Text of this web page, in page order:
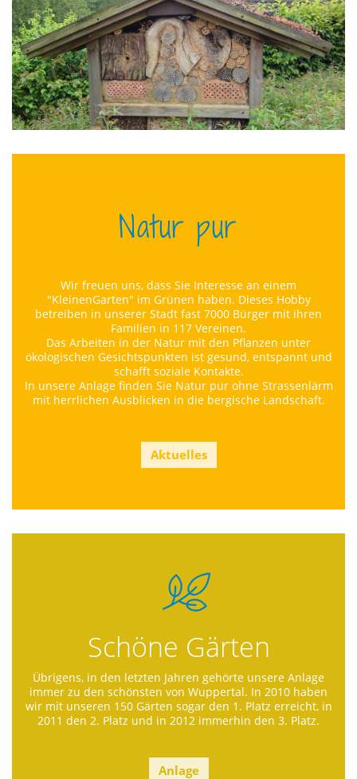
Natur pur
Wir freuen uns, dass Sie Interesse an einem
"KleinenGarten" im Grünen haben. Dieses Hobby
betreiben in unserer Stadt fast 7000 Bürger mit ihren
Familien in 117 Vereinen.
Das Arbeiten in der Natur mit den Pflanzen unter
ökologischen Gesichtspunkten ist gesund, entspannt und
schafft soziale Kontakte.
In unsere Anlage finden Sie Natur pur ohne Strassenlärm
mit herrlichen Ausblicken in die bergische Landschaft.
Aktuelles
Schöne Gärten
Übrigens, in den letzten Jahren gehörte unsere Anlage
immer zu den schönsten von Wuppertal. In 2010 haben
wir mit unseren 150 Gärten sogar den 1. Platz erreicht, in
2011 den 2. Platz und in 2012 immerhin den 3. Platz.
Anlage